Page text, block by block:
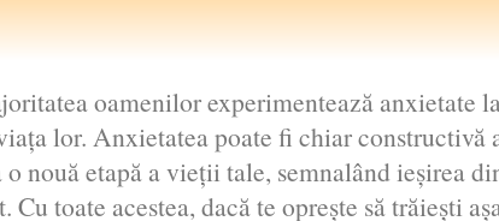
oamenilor experimentează anxietate
lor. Anxietatea poate fi chiar constructivă
nouă etapă a vieții tale, semnalând ieșirea
Cu toate acestea, dacă te oprește să trăiești